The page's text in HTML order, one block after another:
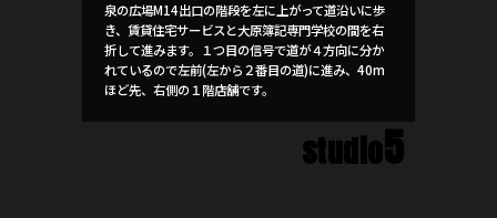
泉の広場M14出口の階段を左に上がって道沿いに歩
き、賃貸住宅サービスと大原簿記専門学校の間を右
折して進みます。１つ目の信号で道が４方向に分か
れているので左前(左から２番目の道)に進み、40m
ほど先、右側の１階店舗です。
studio5